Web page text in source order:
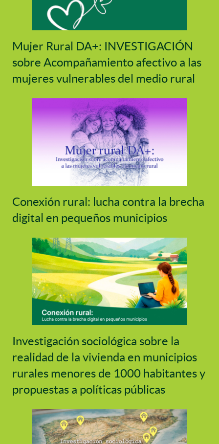
Mujer Rural DA+: INVESTIGACIÓN
sobre Acompañamiento afectivo a las
mujeres vulnerables del medio rural
Conexión rural: lucha contra la brecha
digital en pequeños municipios
Investigación sociológica sobre la
realidad de la vivienda en municipios
rurales menores de 1000 habitantes y
propuestas a políticas públicas